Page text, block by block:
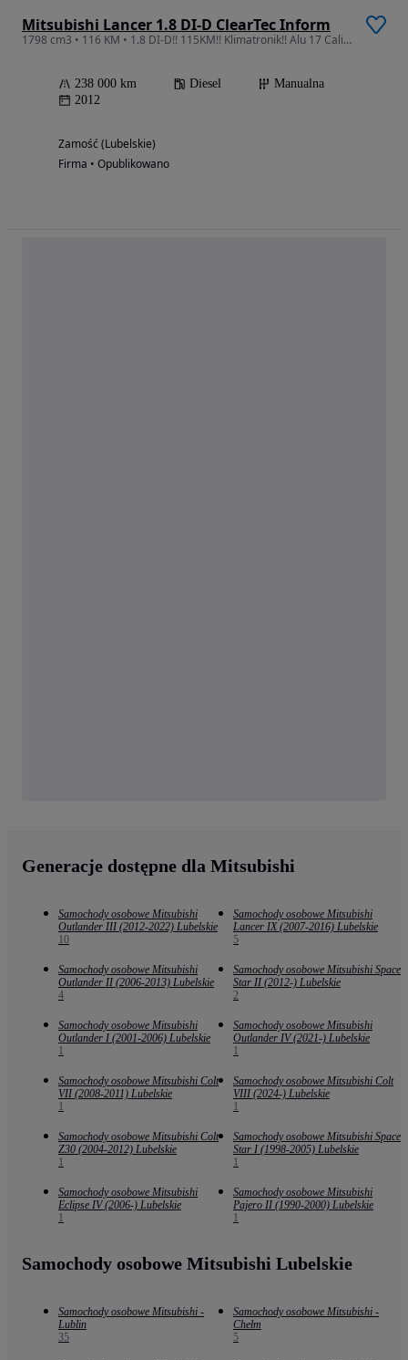
Mitsubishi Lancer 1.8 DI-D ClearTec Inform
1798 cm3 • 116 KM • 1.8 DI-D!! 115KM!! Klimatronik!! Alu 17 Cali!! PDC!! 100% Oryginał!!
238 000 km Diesel
Manualna
2012
Zamość (Lubelskie)
Firma • Opublikowano
Generacje dostępne dla Mitsubishi
Samochody osobowe Mitsubishi
Outlander III (2012-2022) Lubelskie
10
Samochody osobowe Mitsubishi
Lancer IX (2007-2016) Lubelskie
5
Samochody osobowe Mitsubishi
Outlander II (2006-2013) Lubelskie
4
Samochody osobowe Mitsubishi Space
Star II (2012-) Lubelskie
2
Samochody osobowe Mitsubishi
Outlander I (2001-2006) Lubelskie
1
Samochody osobowe Mitsubishi
Outlander IV (2021-) Lubelskie
1
Samochody osobowe Mitsubishi Colt
VII (2008-2011) Lubelskie
1
Samochody osobowe Mitsubishi Colt
VIII (2024-) Lubelskie
1
Samochody osobowe Mitsubishi Colt
Z30 (2004-2012) Lubelskie
1
Samochody osobowe Mitsubishi Space
Star I (1998-2005) Lubelskie
1
Samochody osobowe Mitsubishi
Eclipse IV (2006-) Lubelskie
1
Samochody osobowe Mitsubishi
Pajero II (1990-2000) Lubelskie
1
Samochody osobowe Mitsubishi Lubelskie
Samochody osobowe Mitsubishi -
Lublin
35
Samochody osobowe Mitsubishi -
Chełm
5